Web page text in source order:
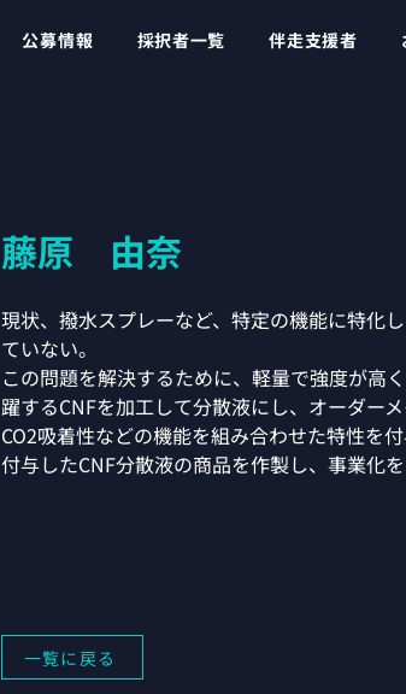
公募情報 採択者一覧 伴走支援者
藤原 由奈
現状、撥水スプレーなど、特定の機能に特化
ていない。
この問題を解決するために、軽量で強度が高
躍するCNFを加工して分散液にし、オーダー
CO2吸着性などの機能を組み合わせた特性を
付与したCNF分散液の商品を作製し、事業化を
一覧に戻る